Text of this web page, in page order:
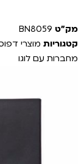
מק"ט BN8059
קטגוריות מוצרי
מחברות עם לוגו